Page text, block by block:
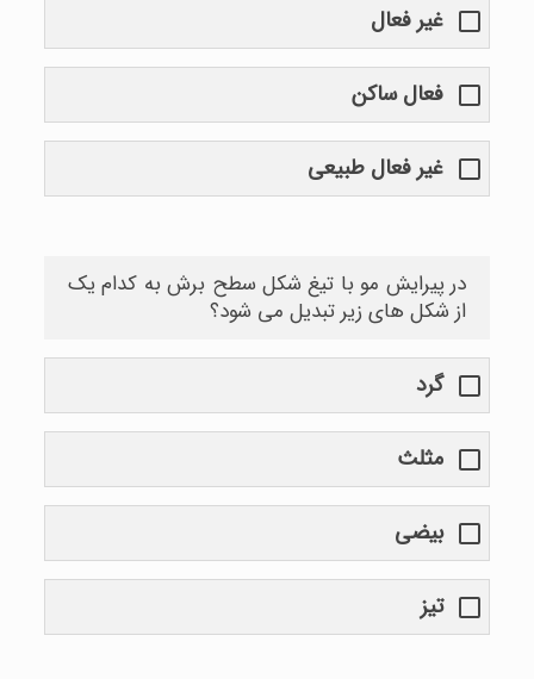
غیر فعال
فعال ساکن
غیر فعال طبیعی
در پیرایش مو با تیغ شکل سطح برش به کدام یک
از شکل های زیر تبدیل می شود؟
گرد
مثلث
بیضی
تیز